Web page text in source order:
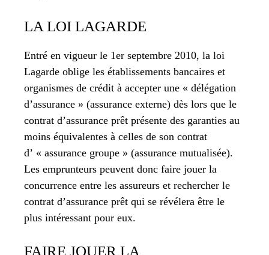
LA LOI LAGARDE
Entré en vigueur le 1er septembre 2010, la loi
Lagarde oblige les établissements bancaires et
organismes de crédit à accepter une « délégation
d’assurance » (assurance externe) dès lors que le
contrat d’assurance prêt présente des garanties au
moins équivalentes à celles de son contrat
d’ « assurance groupe » (assurance mutualisée).
Les emprunteurs peuvent donc faire jouer la
concurrence entre les assureurs et rechercher le
contrat d’assurance prêt qui se révélera être le
plus intéressant pour eux.
FAIRE JOUER LA